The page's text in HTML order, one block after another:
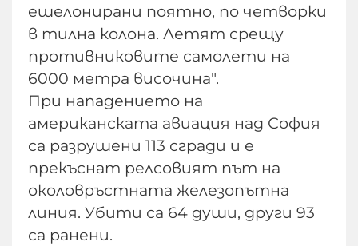
ешелонирани поятно, по четворки
в тилна колона. Летят срещу
противниковите самолети на
6000 метра височина".
При нападението на
американската авиация над София
са разрушени 113 сгради и е
прекъснат релсовият път на
околовръстната железопътна
линия. Убити са 64 души, други 93
са ранени.